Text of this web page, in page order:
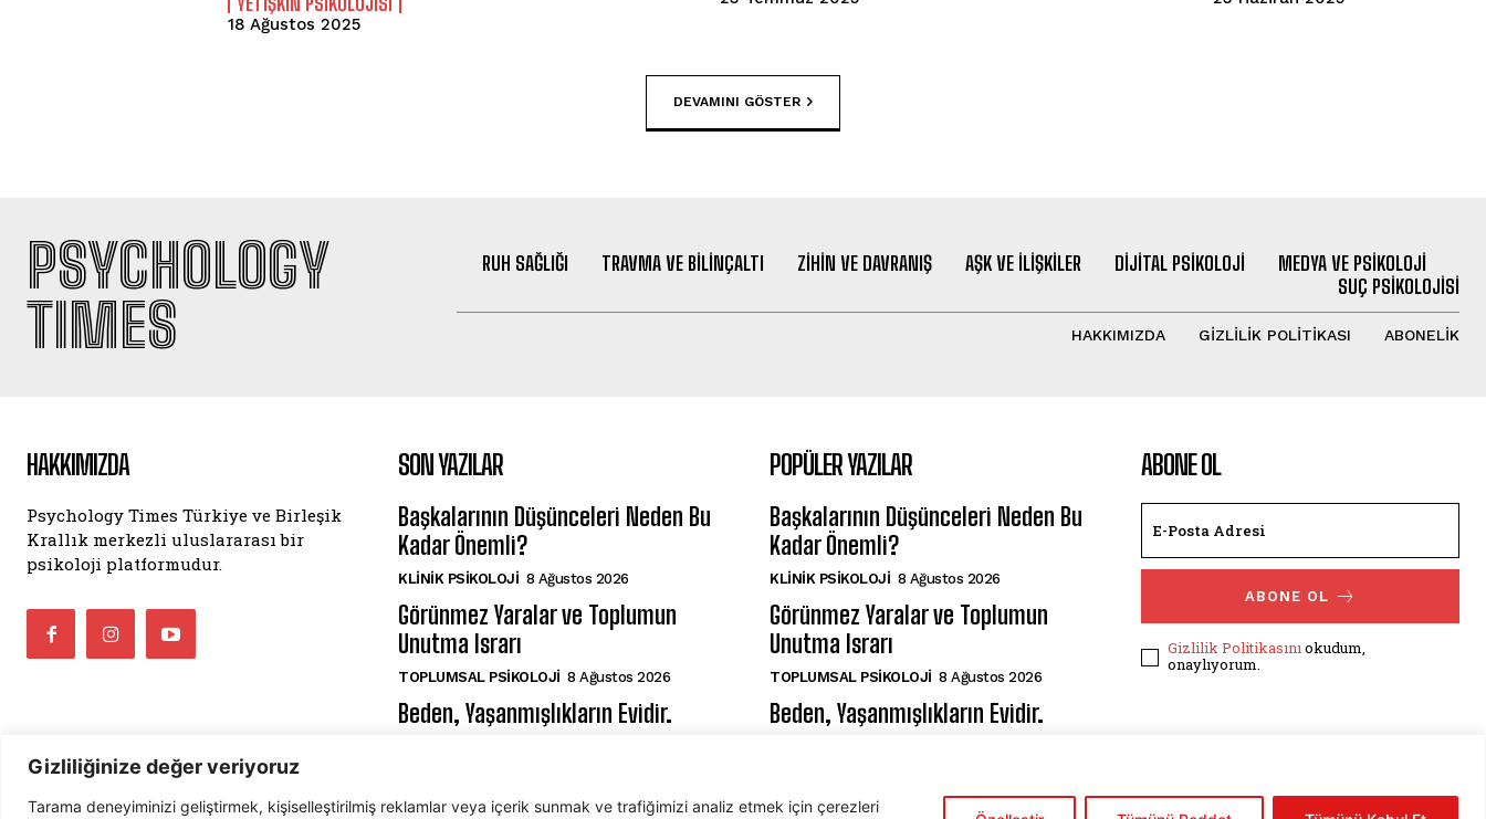
Gizliliğinize değer veriyoruz
Tarama deneyiminizi geliştirmek, kişiselleştirilmiş reklamlar veya içerik sunmak ve trafiğimizi analiz etmek için çerezleri
18 Ağustos 2025
DEVAMINI GÖSTER
PSYCHOLOGY
TIMES
RUH SAĞLIĞI TRAVMA VE BILINÇALTI ZIHIN VE DAVRANIŞ AŞK VE İLIŞKILER DIJITAL PSIKOLOJI
MEDYA VE PSIKOLOJI
SUÇ PSIKOLOJISI
HAKKIMIZDA GIZLILIK POLITIKASI ABONELIK
HAKKIMIZDA
Psychology Times Türkiye ve Birleşik
Krallık merkezli uluslararası bir
psikoloji platformudur.
SON YAZILAR
Başkalarının Düşünceleri Neden Bu
Kadar Önemli?
KLINIK PSIKOLOJI 8 Ağustos 2026
Görünmez Yaralar ve Toplumun
Unutma Israrı
TOPLUMSAL PSIKOLOJI 8 Ağustos 2026
Beden, Yaşanmışlıkların Evidir.
POPÜLER YAZILAR
Başkalarının Düşünceleri Neden Bu
Kadar Önemli?
KLINIK PSIKOLOJI 8 Ağustos 2026
Görünmez Yaralar ve Toplumun
Unutma Israrı
TOPLUMSAL PSIKOLOJI 8 Ağustos 2026
Beden, Yaşanmışlıkların Evidir.
ABONE OL
ABONE OL
Gizlilik Politikasınıokudum,
onaylıyorum.